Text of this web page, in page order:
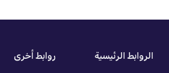
الروابط الرئيسية روابط أخرى